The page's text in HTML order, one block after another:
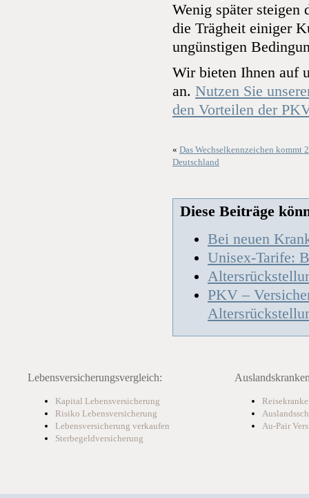
Wenig später steigen
die Trägheit einiger
ungünstigen
Wir bieten Ihnen auf
an. Nutzen Sie
den Vorteilen der
« Das Wechselkennzeichen kommt
Deutschland
Diese Beiträge
Bei neuen
Unisex-Tarife:
PKV –
Lebensversicherungsvergleich:
Kapital Lebensversicherung
Risiko Lebensversicherung
Lebensversicherung verkaufen
Sterbegeldversicherung
Au-Pair